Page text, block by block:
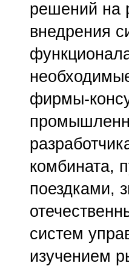
решений на
внедрения
фирмы-
комбината,
поездками,
систем
изучением